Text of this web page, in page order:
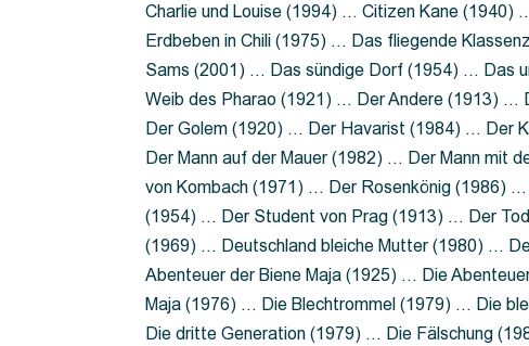
Charlie und Louise (1994) … Citizen Kane
Erdbeben in Chili (1975) … Das fliegende
Sams (2001) … Das sündige Dorf (1954) … Das
Weib des Pharao (1921) … Der Andere (1913)
Der Golem (1920) … Der Havarist (1984) … Der
Der Mann auf der Mauer (1982) … Der Mann mit
von Kombach (1971) … Der Rosenkönig (1986)
(1954) … Der Student von Prag (1913) … Der
(1969) … Deutschland bleiche Mutter (1980) …
Abenteuer der Biene Maja (1925) … Die
Maja (1976) … Die Blechtrommel (1979) … Die
Die dritte Generation (1979) … Die Fälschung